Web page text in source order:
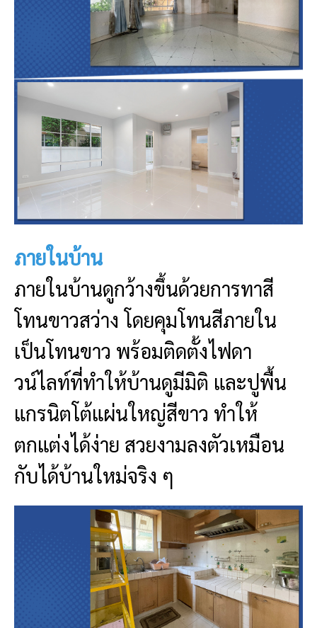
ภายในบ้าน
ภายในบ้านดูกว้างขึ้นด้วยการทาสี
โทนขาวสว่าง โดยคุมโทนสีภายใน
เป็นโทนขาว พร้อมติดตั้งไฟดา
วน์ไลท์ที่ทำให้บ้านดูมีมิติ และปูพื้น
แกรนิตโต้แผ่นใหญ่สีขาว ทำให้
ตกแต่งได้ง่าย สวยงามลงตัวเหมือน
กับได้บ้านใหม่จริง ๆ